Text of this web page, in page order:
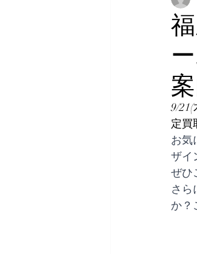
9/
定買
お気
ザイ
ぜひ
さら
か？